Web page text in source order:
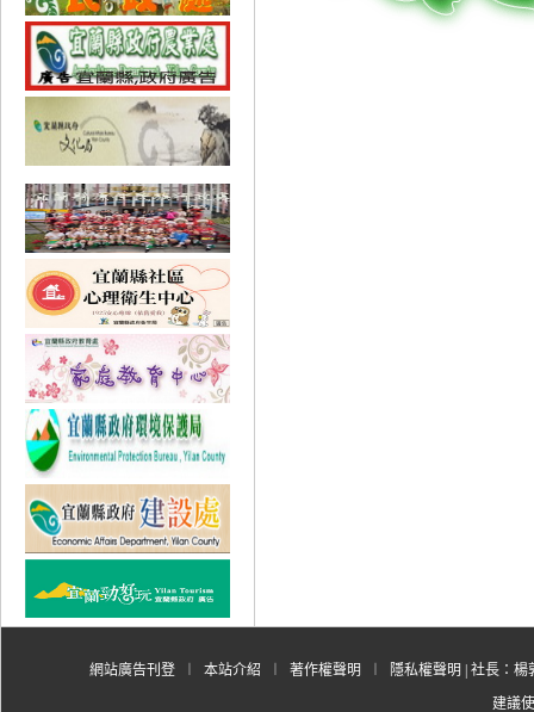
網站廣告刊登 本站介紹 著作權聲明 隱私權聲明 | 社長：
建議